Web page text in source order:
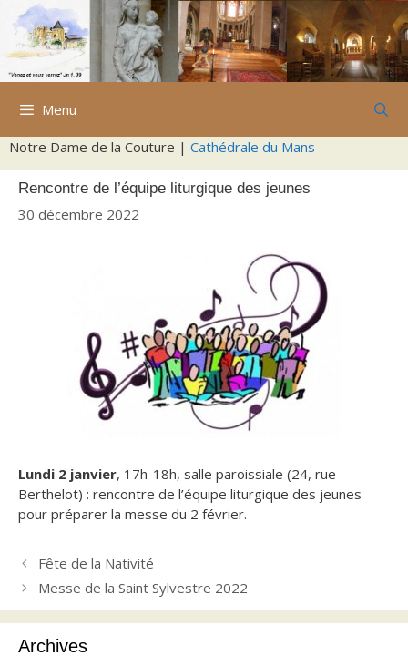
Aller
contenu
Menu
Notre Dame de la Couture | Cathédrale du Mans
Rencontre de l’équipe liturgique des jeunes
30 décembre 2022
Lundi 2 janvier, 17h-18h, salle paroissiale (24, rue
Berthelot) : rencontre de l’équipe liturgique des jeunes
pour préparer la messe du 2 février.
Fête de la Nativité
Messe de la Saint Sylvestre 2022
Archives